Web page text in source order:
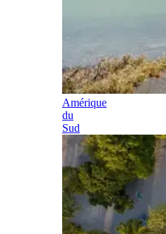
Amérique
du
Sud